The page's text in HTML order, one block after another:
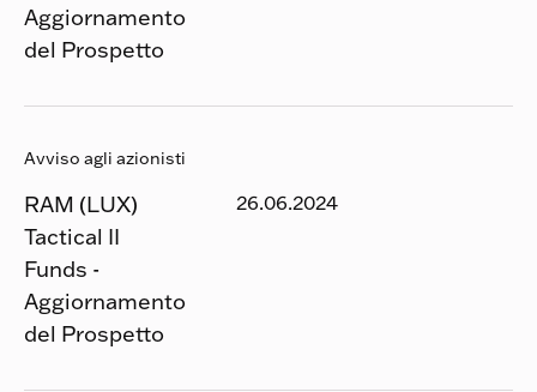
Aggiornamento
del Prospetto
Avviso agli azionisti
RAM (LUX)
Tactical II
Funds -
Aggiornamento
del Prospetto
26.06.2024